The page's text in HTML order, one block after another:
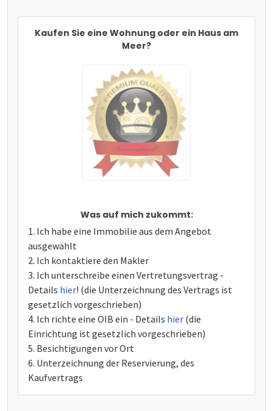
Kaufen Sie eine Wohnung oder ein Haus am
Meer?
Was auf mich zukommt:
Ich habe eine Immobilie aus dem Angebot
ausgewählt
Ich kontaktiere den Makler
Ich unterschreibe einen Vertretungsvertrag -
Details hier! (die Unterzeichnung des Vertrags ist
gesetzlich vorgeschrieben)
Ich richte eine OIB ein - Details hier (die
Einrichtung ist gesetzlich vorgeschrieben)
Besichtigungen vor Ort
Unterzeichnung der Reservierung, des
Kaufvertrags